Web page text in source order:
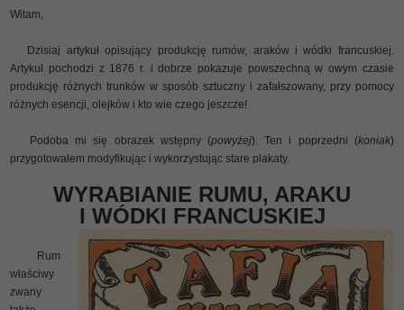
Witam,
Dzisiaj artykuł opisujący produkcję rumów, araków i wódki francuskiej.
Artykuł pochodzi z 1876 r. i dobrze pokazuje powszechną w owym czasie
produkcję różnych trunków w sposób sztuczny i zafałszowany, przy pomocy
różnych esencji, olejków i kto wie czego jeszcze!
Podoba mi się obrazek wstępny (powyżej). Ten i poprzedni (koniak)
przygotowałem modyfikując i wykorzystując stare plakaty.
WYRABIANIE RUMU, ARAKU
I WÓDKI FRANCUSKIEJ
Rum
właściwy
zwany